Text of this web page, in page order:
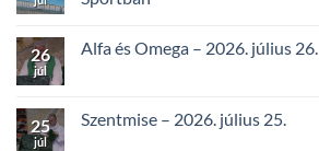
26
júl
Alfa és Omega – 2026. július 26.
25
júl
Szentmise – 2026. július 25.